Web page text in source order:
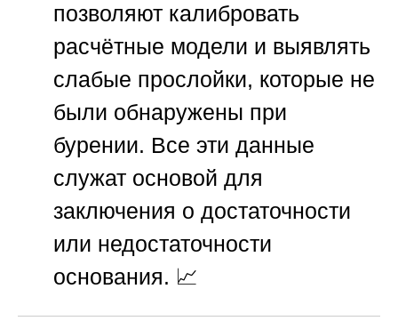
позволяют калибровать
расчётные модели и выявлять
слабые прослойки, которые не
были обнаружены при
бурении. Все эти данные
служат основой для
заключения о достаточности
или недостаточности
основания. 📈